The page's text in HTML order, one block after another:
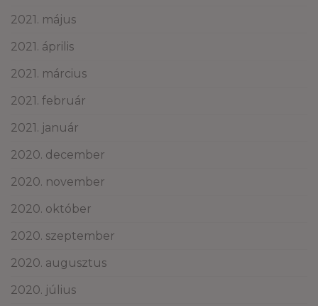
2021. május
2021. április
2021. március
2021. február
2021. január
2020. december
2020. november
2020. október
2020. szeptember
2020. augusztus
2020. július